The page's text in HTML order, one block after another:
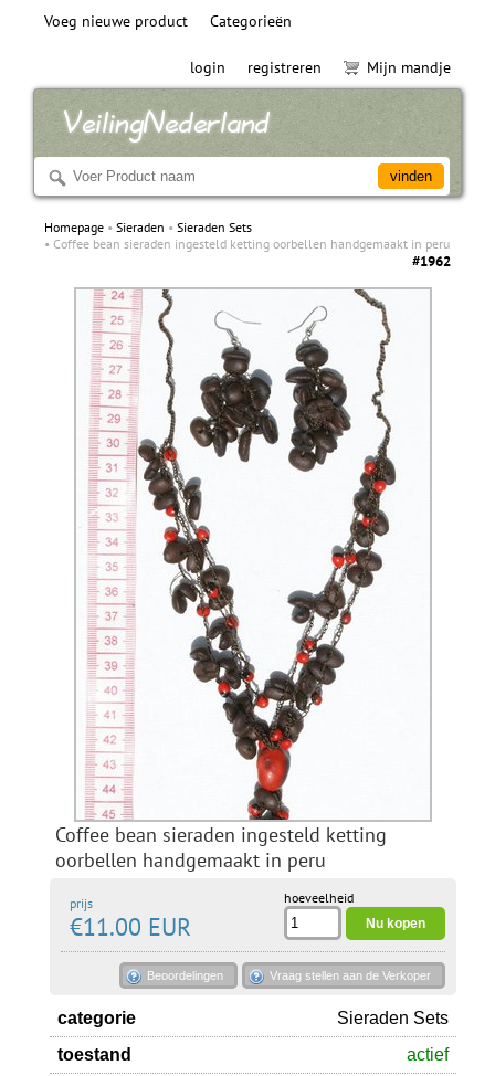
Voeg nieuwe product Categorieën
login registreren Mijn mandje
Homepage Sieraden
Sieraden Sets
Coffee bean sieraden ingesteld ketting oorbellen handgemaakt in peru
#1962
Coffee bean sieraden ingesteld ketting
oorbellen handgemaakt in peru
prijs
€11.00 EUR
hoeveelheid
Beoordelingen Vraag stellen aan de Verkoper
categorie
Sieraden Sets
toestand
actief